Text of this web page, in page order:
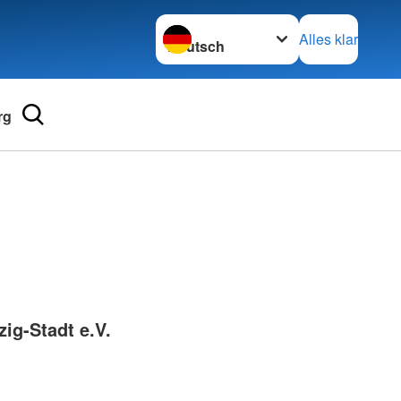
Sprache wechseln zu
Alles klar
und Lob
Stadt e.V.